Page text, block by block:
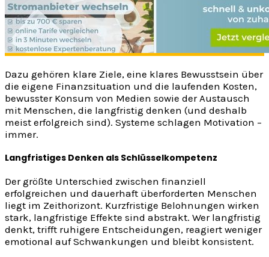
Dazu gehören klare Ziele, eine klares Bewusstsein über
die eigene Finanzsituation und die laufenden Kosten,
bewusster Konsum von Medien sowie der Austausch
mit Menschen, die langfristig denken (und deshalb
meist erfolgreich sind). Systeme schlagen Motivation –
immer.
Langfristiges Denken als Schlüsselkompetenz
Der größte Unterschied zwischen finanziell
erfolgreichen und dauerhaft überforderten Menschen
liegt im Zeithorizont. Kurzfristige Belohnungen wirken
stark, langfristige Effekte sind abstrakt. Wer langfristig
denkt, trifft ruhigere Entscheidungen, reagiert weniger
emotional auf Schwankungen und bleibt konsistent.